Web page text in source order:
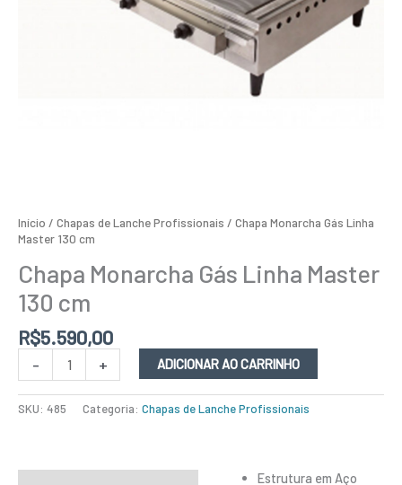
Início / Chapas de Lanche Profissionais / Chapa Monarcha Gás Linha
Master 130 cm
Chapa Monarcha Gás Linha Master
130 cm
R$5.590,00
- + ADICIONAR AO CARRINHO
SKU: 485 Categoria: Chapas de Lanche Profissionais
Estrutura em Aço